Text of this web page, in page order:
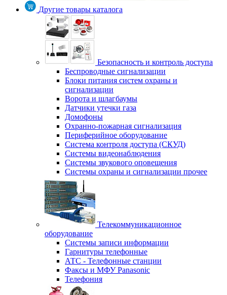
Другие товары каталога
Безопасность и контроль доступа
Беспроводные сигнализации
Блоки питания систем охраны и
сигнализации
Ворота и шлагбаумы
Датчики утечки газа
Домофоны
Охранно-пожарная сигнализация
Периферийное оборудование
Система контроля доступа (СКУД)
Системы видеонаблюдения
Системы звукового оповещения
Системы охраны и сигнализации прочее
Телекоммуникационное
оборудование
Системы записи информации
Гарнитуры телефонные
АТС - Телефонные станции
Факсы и МФУ Panasonic
Телефония